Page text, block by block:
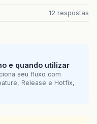
12 respostas
e quando utilizar
seu fluxo com
Release e Hotfix,